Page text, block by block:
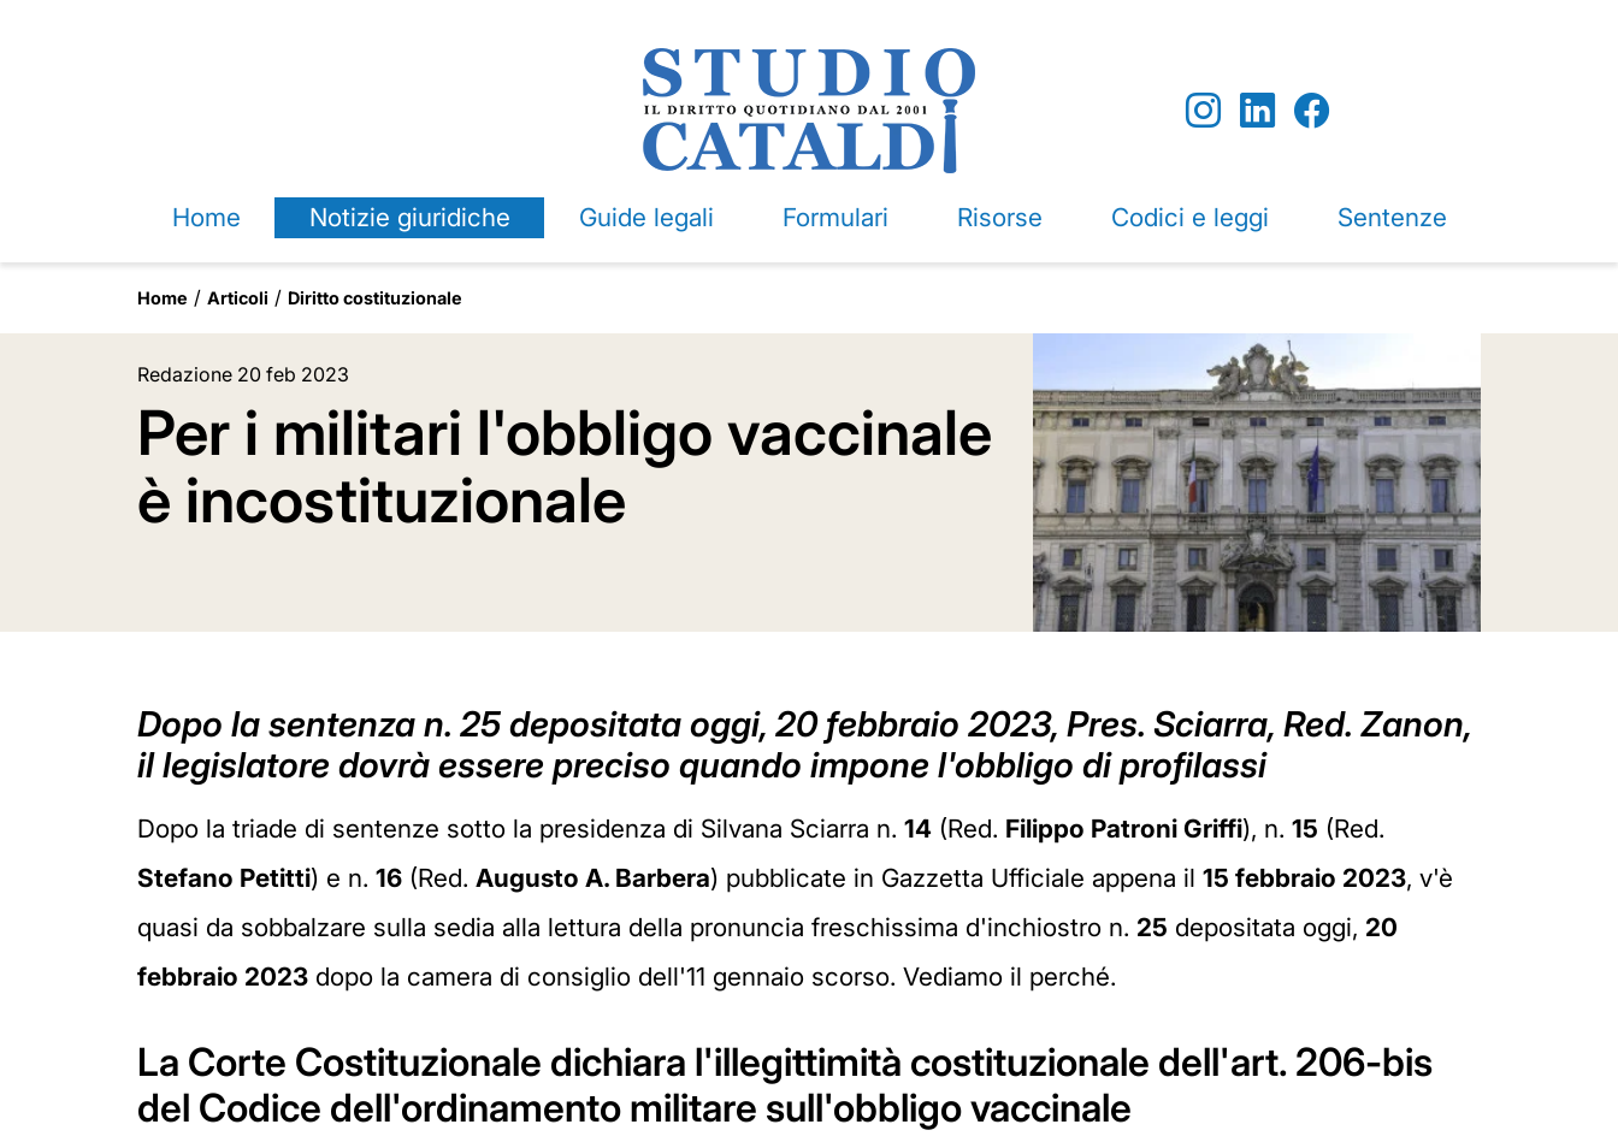
Home Notizie giuridiche Guide legali Formulari Risorse Codici e leggi Sentenze
Home Articoli Diritto costituzionale
Redazione 20 feb 2023
Per i militari l'obbligo vaccinale
è incostituzionale
Dopo la sentenza n. 25 depositata oggi, 20 febbraio 2023, Pres. Sciarra, Red. Zanon,
il legislatore dovrà essere preciso quando impone l'obbligo di profilassi
Dopo la triade di sentenze sotto la presidenza di Silvana Sciarra n. 14 (Red. Filippo Patroni Griffi), n. 15 (Red.
Stefano Petitti) e n. 16 (Red. Augusto A. Barbera) pubblicate in Gazzetta Ufficiale appena il 15 febbraio 2023, v'è
quasi da sobbalzare sulla sedia alla lettura della pronuncia freschissima d'inchiostro n. 25 depositata oggi, 20
febbraio 2023 dopo la camera di consiglio dell'11 gennaio scorso. Vediamo il perché.
La Corte Costituzionale dichiara l'illegittimità costituzionale dell'art. 206-bis
del Codice dell'ordinamento militare sull'obbligo vaccinale